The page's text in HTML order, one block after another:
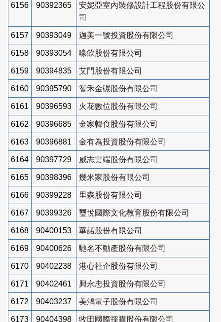
6156 90392365
安妮亞室內裝修設計工程股份有限公
司
6157 90393049 迦美一號投資股份有限公司
6158 90393054 嚎飲股份有限公司
6159 90394835 艾門股份有限公司
6160 90395790 智禾金碳股份有限公司
6161 90396593 火花數位股份有限公司
6162 90396685 金家韓食股份有限公司
6163 90396881 金有為投資股份有限公司
6164 90397729 威志雲端股份有限公司
6165 90398396 幾米家股份有限公司
6166 90399228 里森股份有限公司
6167 90399326 璽悅國際文化教育股份有限公司
6168 90400153 華諾股份有限公司
6169 90400626 馳名不動產股份有限公司
6170 90402238 港心社企股份有限公司
6171 90402461 興永忠投資股份有限公司
6172 90403237 美鴻電子股份有限公司
6173 90404398 牧田國際採購股份有限公司